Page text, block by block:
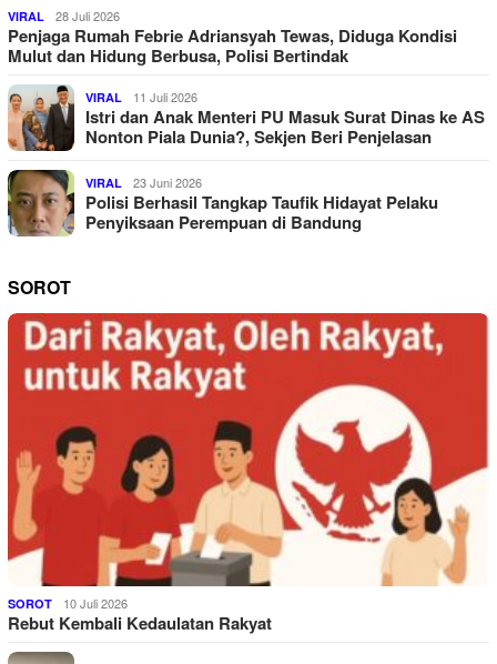
VIRAL 28 Juli 2026
Penjaga Rumah Febrie Adriansyah Tewas, Diduga Kondisi
Mulut dan Hidung Berbusa, Polisi Bertindak
VIRAL 11 Juli 2026
Istri dan Anak Menteri PU Masuk Surat Dinas ke AS
Nonton Piala Dunia?, Sekjen Beri Penjelasan
VIRAL 23 Juni 2026
Polisi Berhasil Tangkap Taufik Hidayat Pelaku
Penyiksaan Perempuan di Bandung
SOROT
SOROT 10 Juli 2026
Rebut Kembali Kedaulatan Rakyat